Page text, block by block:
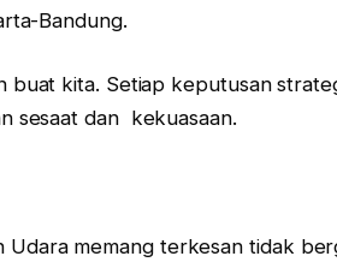
Bandung.
buat kita. Setiap keputusan
sesaat dan kekuasaan.
Udara memang terkesan tidak